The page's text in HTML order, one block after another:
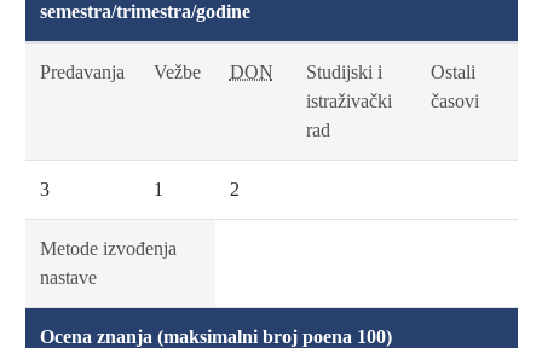
semestra/trimestra/godine
Predavanja Vežbe DON
Studijski i
istraživački
rad
Ostali
časovi
3 1 2
Metode izvođenja
nastave
Ocena znanja (maksimalni broj poena 100)